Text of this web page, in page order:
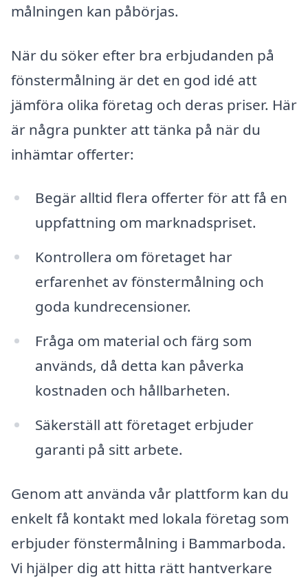
målningen kan påbörjas.
När du söker efter bra erbjudanden på
fönstermålning är det en god idé att
jämföra olika företag och deras priser. Här
är några punkter att tänka på när du
inhämtar offerter:
Begär alltid flera offerter för att få en
uppfattning om marknadspriset.
Kontrollera om företaget har
erfarenhet av fönstermålning och
goda kundrecensioner.
Fråga om material och färg som
används, då detta kan påverka
kostnaden och hållbarheten.
Säkerställ att företaget erbjuder
garanti på sitt arbete.
Genom att använda vår plattform kan du
enkelt få kontakt med lokala företag som
erbjuder fönstermålning i Bammarboda.
Vi hjälper dig att hitta rätt hantverkare